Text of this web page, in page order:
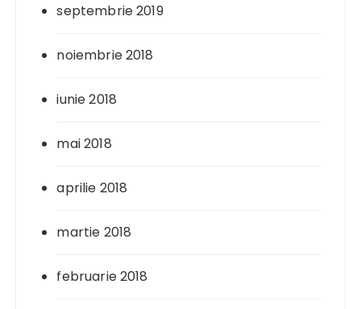
septembrie 2019
noiembrie 2018
iunie 2018
mai 2018
aprilie 2018
martie 2018
februarie 2018